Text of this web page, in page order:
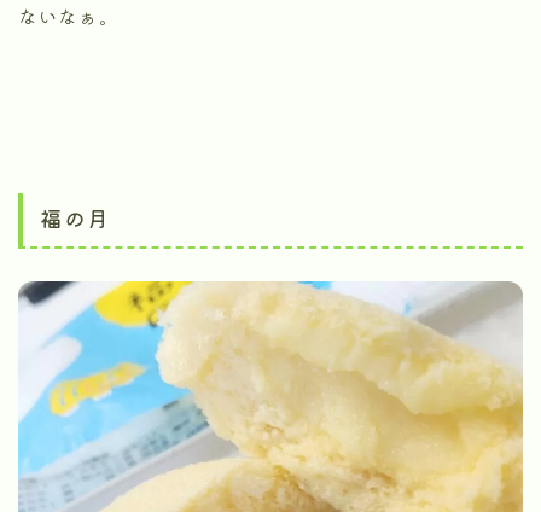
ないなぁ。
福の月